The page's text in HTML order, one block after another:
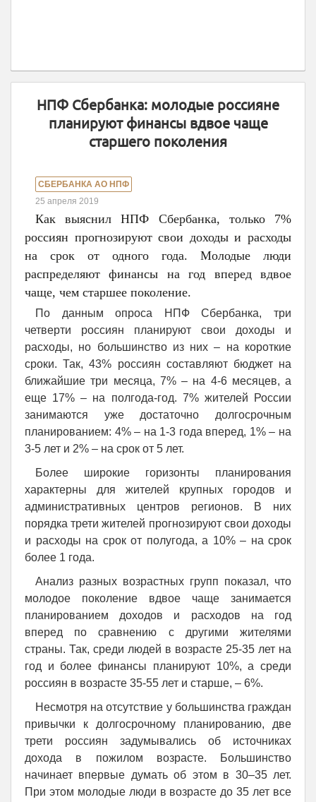
НПФ Сбербанка: молодые россияне
планируют финансы вдвое чаще
старшего поколения
СБЕРБАНКА АО НПФ
25 апреля 2019
Как выяснил НПФ Сбербанка, только 7%
россиян прогнозируют свои доходы и расходы
на срок от одного года. Молодые люди
распределяют финансы на год вперед вдвое
чаще, чем старшее поколение.
По данным опроса НПФ Сбербанка, три
четверти россиян планируют свои доходы и
расходы, но большинство из них – на короткие
сроки. Так, 43% россиян составляют бюджет на
ближайшие три месяца, 7% – на 4-6 месяцев, а
еще 17% – на полгода-год. 7% жителей России
занимаются уже достаточно долгосрочным
планированием: 4% – на 1-3 года вперед, 1% – на
3-5 лет и 2% – на срок от 5 лет.
Более широкие горизонты планирования
характерны для жителей крупных городов и
административных центров регионов. В них
порядка трети жителей прогнозируют свои доходы
и расходы на срок от полугода, а 10% – на срок
более 1 года.
Анализ разных возрастных групп показал, что
молодое поколение вдвое чаще занимается
планированием доходов и расходов на год
вперед по сравнению с другими жителями
страны. Так, среди людей в возрасте 25-35 лет на
год и более финансы планируют 10%, а среди
россиян в возрасте 35-55 лет и старше, – 6%.
Несмотря на отсутствие у большинства граждан
привычки к долгосрочному планированию, две
трети россиян задумывались об источниках
дохода в пожилом возрасте. Большинство
начинает впервые думать об этом в 30–35 лет.
При этом молодые люди в возрасте до 35 лет все